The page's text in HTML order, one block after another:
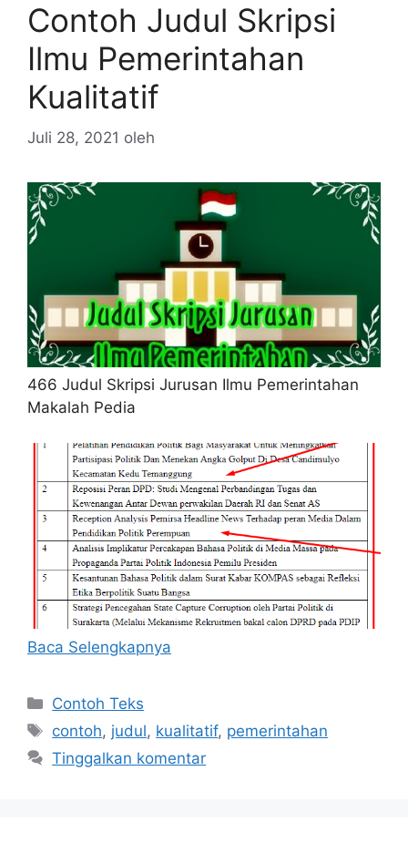
Contoh Judul Skripsi
Ilmu Pemerintahan
Kualitatif
Juli 28, 2021 oleh
466 Judul Skripsi Jurusan Ilmu Pemerintahan
Makalah Pedia
Baca Selengkapnya
Kategori
Contoh Teks
Tag
contoh, judul, kualitatif, pemerintahan
Tinggalkan komentar